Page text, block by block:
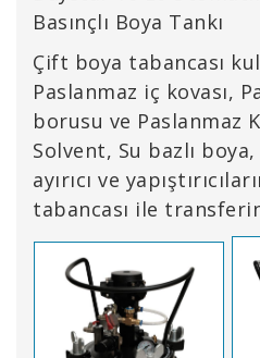
Basınçlı Boya Tankı
Çift boya tabancası
Paslanmaz iç kovası,
borusu ve Paslanmaz
Solvent, Su bazlı
ayırıcı ve
tabancası ile